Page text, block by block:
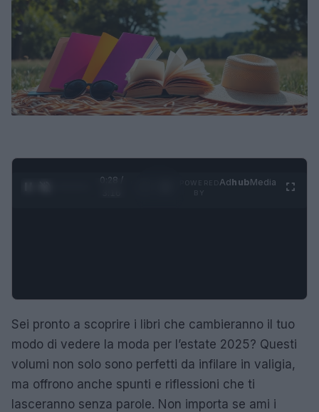
0:29 /
AdhubMedia
Sei pronto a scoprire i libri che cambieranno il tuo
modo di vedere la moda per l’estate 2025? Questi
volumi non solo sono perfetti da infilare in valigia,
ma offrono anche spunti e riflessioni che ti
lasceranno senza parole. Non importa se ami i